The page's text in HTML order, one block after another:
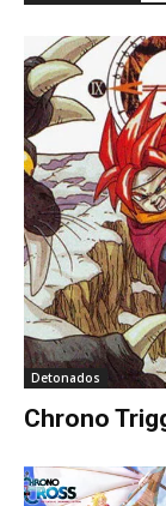
Detonados
Chrono